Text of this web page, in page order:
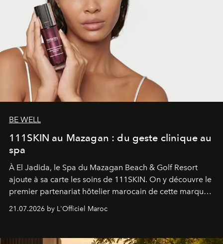
BE WELL
111SKIN au Mazagan : du geste clinique au
spa
À El Jadida, le Spa du Mazagan Beach & Golf Resort
ajoute à sa carte les soins de 111SKIN. On y découvre le
premier partenariat hôtelier marocain de cette marque
britannique, née dans un cabinet de chirurgie plastique
londonien et construite depuis autour d'un actif breveté,
21.07.2026 by L'Officiel Maroc